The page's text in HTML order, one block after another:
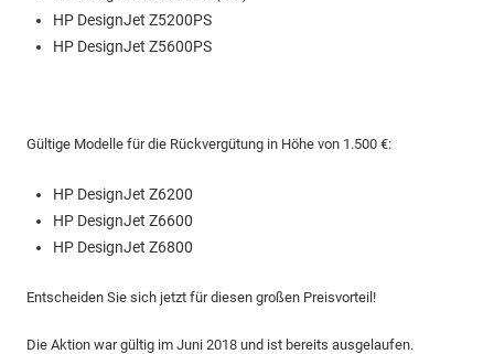
HP DesignJet Z5200PS
HP DesignJet Z5600PS
Gültige Modelle für die Rückvergütung in Höhe von 1.500 €:
HP DesignJet Z6200
HP DesignJet Z6600
HP DesignJet Z6800
Entscheiden Sie sich jetzt für diesen großen Preisvorteil!
Die Aktion war gültig im Juni 2018 und ist bereits ausgelaufen.